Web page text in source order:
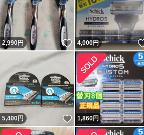
2,990円 いいね！
4,000円
5,400円 いいね！
1,860円